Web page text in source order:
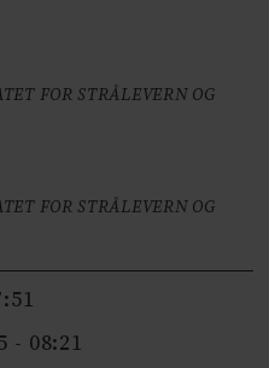
FOR STRÅLEVERN OG
FOR STRÅLEVERN OG
- 08:21